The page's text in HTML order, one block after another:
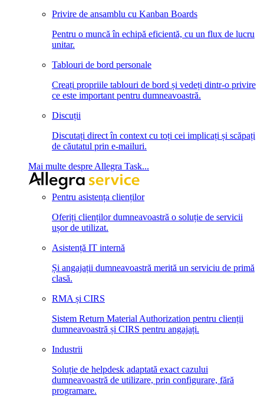
Privire de ansamblu cu Kanban Boards
Pentru o muncă în echipă eficientă, cu un flux de lucru
unitar.
Tablouri de bord personale
Creați propriile tablouri de bord și vedeți dintr-o privire
ce este important pentru dumneavoastră.
Discuții
Discutați direct în context cu toți cei implicați și scăpați
de căutatul prin e-mailuri.
Mai multe despre Allegra Task...
Pentru asistența clienților
Oferiți clienților dumneavoastră o soluție de servicii
ușor de utilizat.
Asistență IT internă
Și angajații dumneavoastră merită un serviciu de primă
clasă.
RMA și CIRS
Sistem Return Material Authorization pentru clienții
dumneavoastră și CIRS pentru angajați.
Industrii
Soluție de helpdesk adaptată exact cazului
dumneavoastră de utilizare, prin configurare, fără
programare.